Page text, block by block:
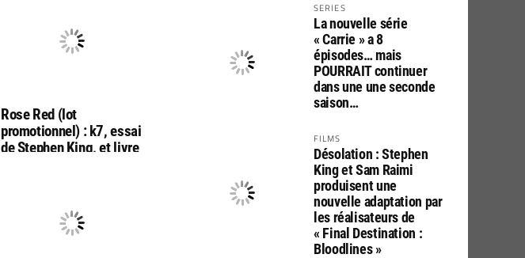
Rose Red (lot
promotionnel) : k7, essai
de Stephen King, et livre
SERIES
La nouvelle série
« Carrie » a 8
épisodes… mais
POURRAIT continuer
dans une une seconde
saison…
FILMS
Désolation : Stephen
King et Sam Raimi
produisent une
nouvelle adaptation par
les réalisateurs de
« Final Destination :
Bloodlines »